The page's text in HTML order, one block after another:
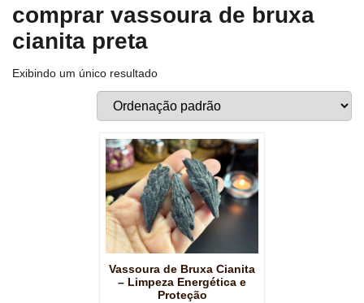
comprar vassoura de bruxa
cianita preta
Exibindo um único resultado
Vassoura de Bruxa Cianita
– Limpeza Energética e
Proteção